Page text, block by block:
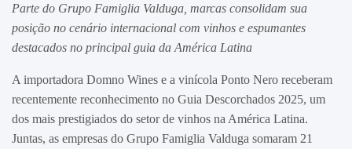
Parte do Grupo Famiglia Valduga, marcas consolidam sua
posição no cenário internacional com vinhos e espumantes
destacados no principal guia da América Latina
A importadora Domno Wines e a vinícola Ponto Nero receberam
recentemente reconhecimento no Guia Descorchados 2025, um
dos mais prestigiados do setor de vinhos na América Latina.
Juntas, as empresas do Grupo Famiglia Valduga somaram 21